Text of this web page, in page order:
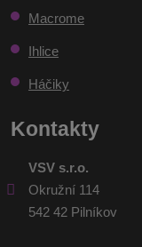
Macrome
Ihlice
Háčiky
Kontakty
VSV s.r.o.
Okružní 114
542 42 Pilníkov